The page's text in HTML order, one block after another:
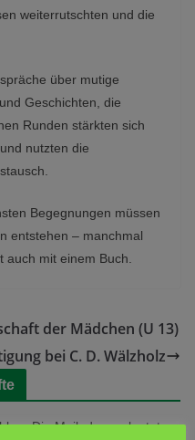
weiterrutschten und die
über mutige
Geschichten, die
Runden stärkten sich
nutzten die
Begegnungen müssen
entstehen – manchmal
mit einem Buch.
der Mädchen (U 13)
bei C. D. Wälzholz
Die Mailadresse lautet